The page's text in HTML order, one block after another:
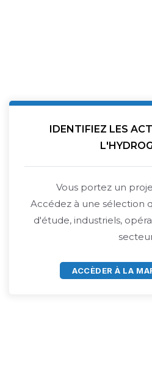
IDENTIFIEZ LES
Vous portez un
Accédez à une sélection
d'étude, industriels,
ACCÈDER À LA